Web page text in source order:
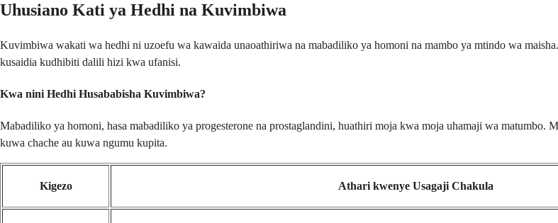
Uhusiano Kati ya Hedhi na Kuvimbiwa
Kuvimbiwa wakati wa hedhi ni uzoefu wa kawaida unaoathiriwa na mabadiliko ya homoni na mambo ya mtindo wa
kusaidia kudhibiti dalili hizi kwa ufanisi.
Kwa nini Hedhi Husababisha Kuvimbiwa?
Mabadiliko ya homoni, hasa mabadiliko ya progesterone na prostaglandini, huathiri moja kwa moja uhamaji wa matumbo.
kuwa chache au kuwa ngumu kupita.
Kigezo Athari kwenye Usagaji Chakula